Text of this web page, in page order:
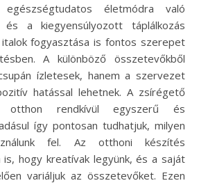
életmódra való
a kiegyensúlyozott táplálkozás
fogyasztása is fontos szerepet
A különböző összetevőkből
ízletesek, hanem a szervezet
hatással lehetnek. A zsírégető
otthon rendkívül egyszerű és
így pontosan tudhatjuk, milyen
fel. Az otthoni készítés
hogy kreatívak legyünk, és a saját
variáljuk az összetevőket. Ezen